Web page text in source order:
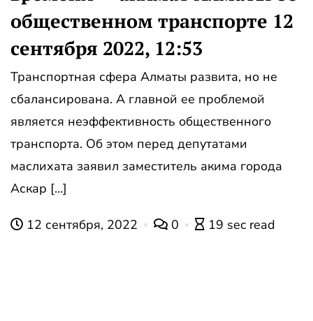
общественном транспорте 12
сентября 2022, 12:53
Транспортная сфера Алматы развита, но не
сбалансирована. А главной ее проблемой
является неэффективность общественного
транспорта. Об этом перед депутатами
маслихата заявил заместитель акима города
Аскар […]
12 сентября, 2022 0 19 sec read